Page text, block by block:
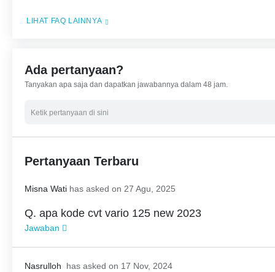
LIHAT FAQ LAINNYA
Ada pertanyaan?
Tanyakan apa saja dan dapatkan jawabannya dalam 48 jam.
Pertanyaan Terbaru
Misna Wati has asked on 27 Agu, 2025
Q. apa kode cvt vario 125 new 2023
Jawaban
Nasrulloh has asked on 17 Nov, 2024